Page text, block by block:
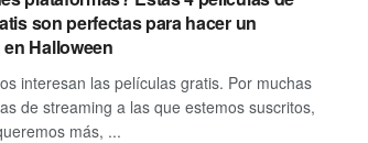
son perfectas para hacer un
Halloween
interesan las películas gratis. Por muchas
de streaming a las que estemos suscritos,
más, ...